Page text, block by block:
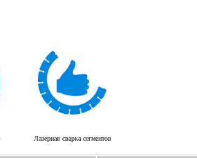
Лазерная сварка сегментов